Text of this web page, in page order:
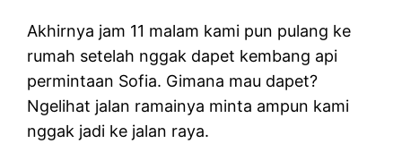
Akhirnya jam 11 malam kami pun pulang ke
rumah setelah nggak dapet kembang api
permintaan Sofia. Gimana mau dapet?
Ngelihat jalan ramainya minta ampun kami
nggak jadi ke jalan raya.